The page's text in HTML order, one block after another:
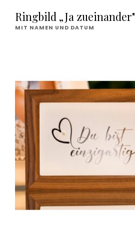
Ringbild „Ja zueinander"
MIT NAMEN UND DATUM